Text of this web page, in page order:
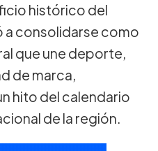
histórico del
a consolidarse como
que une deporte,
de marca,
hito del calendario
de la región.